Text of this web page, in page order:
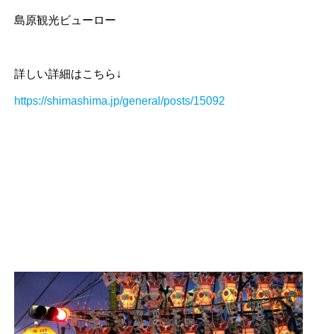
島原観光ビューロー
詳しい詳細はこちら↓
https://shimashima.jp/general/posts/15092